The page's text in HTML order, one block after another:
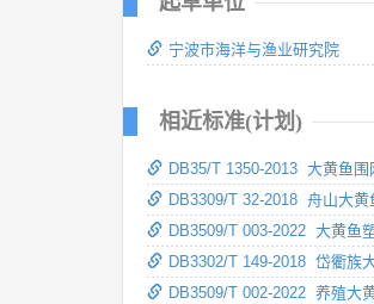
宁波市海洋与渔业研究院
相近标准(计划)
DB35/T 1350-2013 大黄鱼
DB3309/T 32-2018 舟山大
DB3509/T 003-2022 大黄鱼
DB3302/T 149-2018 岱衢族
DB3509/T 002-2022 养殖大